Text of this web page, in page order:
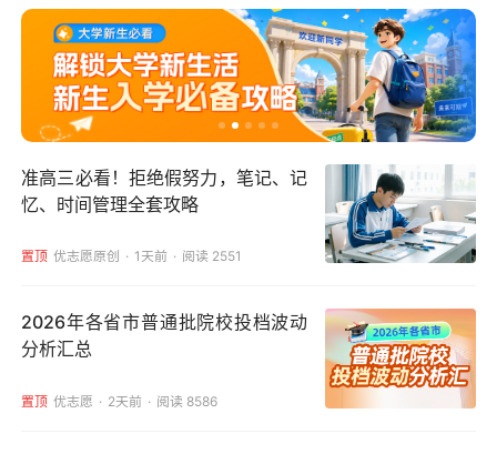
准高三必看！拒绝假努力，笔记、记
忆、时间管理全套攻略
置顶 优志愿原创 1天前 阅读 2551
2026年各省市普通批院校投档波动
分析汇总
置顶 优志愿 2天前 阅读 8586